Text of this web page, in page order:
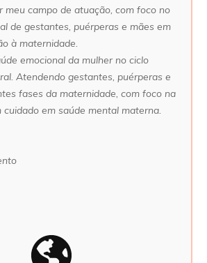
meu campo de atuação, com foco no
de gestantes, puérperas e mães em
à maternidade.
emocional da mulher no ciclo
Atendendo gestantes, puérperas e
fases da maternidade, com foco na
cuidado em saúde mental materna.